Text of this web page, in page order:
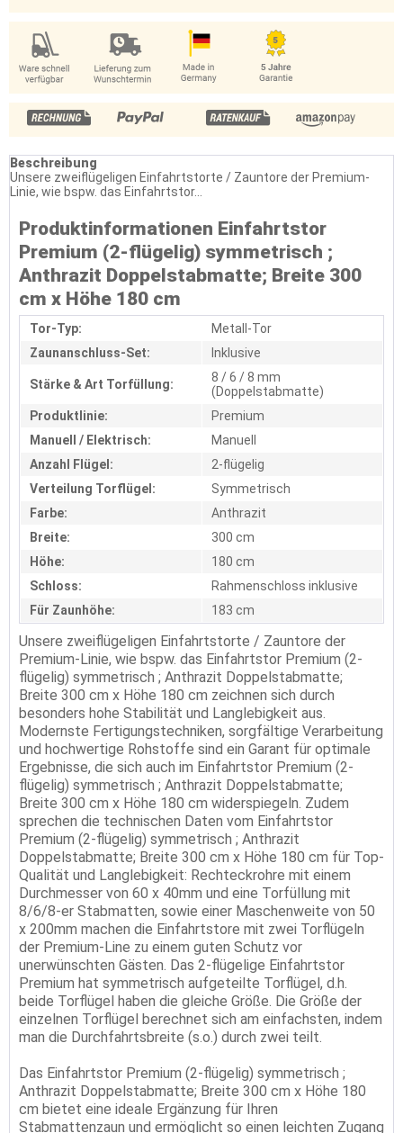
Beschreibung
Unsere zweiflügeligen Einfahrtstorte / Zauntore der Premium-
Linie, wie bspw. das Einfahrtstor...
Produktinformationen Einfahrtstor
Premium (2-flügelig) symmetrisch ;
Anthrazit Doppelstabmatte; Breite 300
cm x Höhe 180 cm
Tor-Typ:
Metall-Tor
Zaunanschluss-Set:
Inklusive
Stärke & Art Torfüllung:
8 / 6 / 8 mm
(Doppelstabmatte)
Produktlinie:
Premium
Manuell / Elektrisch:
Manuell
Anzahl Flügel:
2-flügelig
Verteilung Torflügel:
Symmetrisch
Farbe:
Anthrazit
Breite:
300 cm
Höhe:
180 cm
Schloss:
Rahmenschloss inklusive
Für Zaunhöhe:
183 cm
Unsere zweiflügeligen Einfahrtstorte / Zauntore der
Premium-Linie, wie bspw. das Einfahrtstor Premium (2-
flügelig) symmetrisch ; Anthrazit Doppelstabmatte;
Breite 300 cm x Höhe 180 cm zeichnen sich durch
besonders hohe Stabilität und Langlebigkeit aus.
Modernste Fertigungstechniken, sorgfältige Verarbeitung
und hochwertige Rohstoffe sind ein Garant für optimale
Ergebnisse, die sich auch im Einfahrtstor Premium (2-
flügelig) symmetrisch ; Anthrazit Doppelstabmatte;
Breite 300 cm x Höhe 180 cm widerspiegeln. Zudem
sprechen die technischen Daten vom Einfahrtstor
Premium (2-flügelig) symmetrisch ; Anthrazit
Doppelstabmatte; Breite 300 cm x Höhe 180 cm für Top-
Qualität und Langlebigkeit: Rechteckrohre mit einem
Durchmesser von 60 x 40mm und eine Torfüllung mit
8/6/8-er Stabmatten, sowie einer Maschenweite von 50
x 200mm machen die Einfahrtstore mit zwei Torflügeln
der Premium-Line zu einem guten Schutz vor
unerwünschten Gästen. Das 2-flügelige Einfahrtstor
Premium hat symmetrisch aufgeteilte Torflügel, d.h.
beide Torflügel haben die gleiche Größe. Die Größe der
einzelnen Torflügel berechnet sich am einfachsten, indem
man die Durchfahrtsbreite (s.o.) durch zwei teilt.
Das Einfahrtstor Premium (2-flügelig) symmetrisch ;
Anthrazit Doppelstabmatte; Breite 300 cm x Höhe 180
cm bietet eine ideale Ergänzung für Ihren
Stabmattenzaun und ermöglicht so einen leichten Zugang